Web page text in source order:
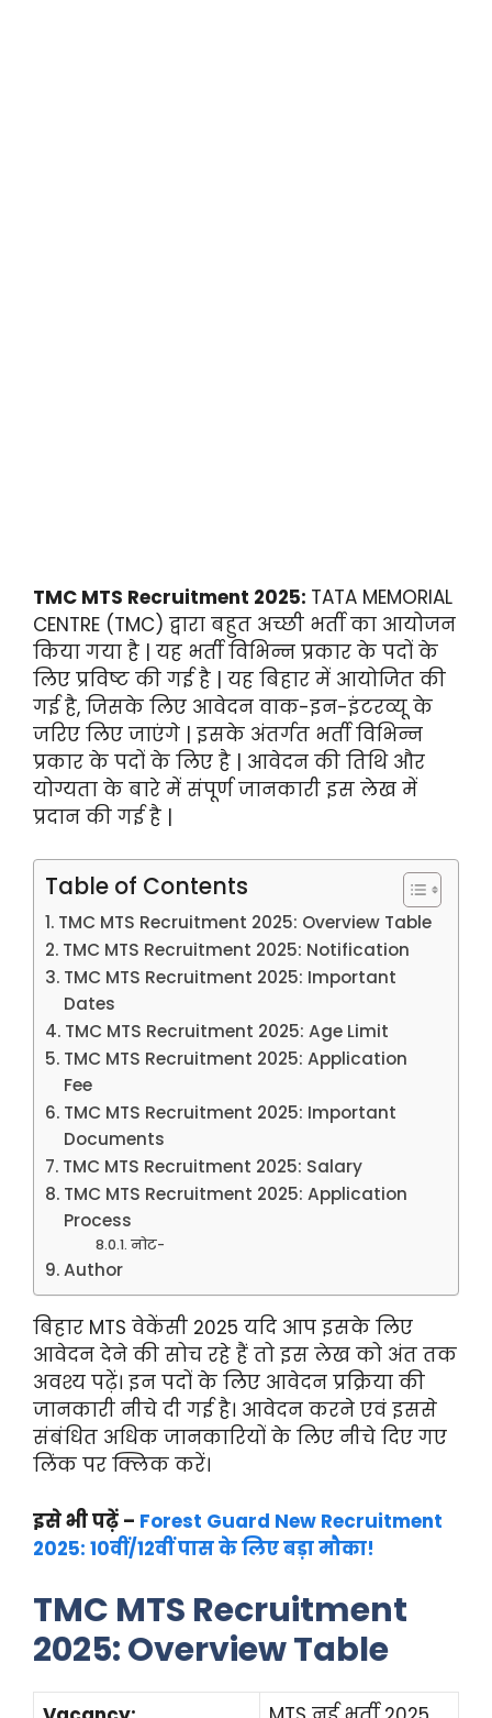
TMC MTS Recruitment 2025: TATA MEMORIAL
CENTRE (TMC) द्वारा बहुत अच्छी भर्ती का आयोजन
किया गया है | यह भर्ती विभिन्न प्रकार के पदों के
लिए प्रविष्ट की गई है | यह बिहार में आयोजित की
गई है, जिसके लिए आवेदन वाक-इन-इंटरव्यू के
जरिए लिए जाएंगे | इसके अंतर्गत भर्ती विभिन्न
प्रकार के पदों के लिए है | आवेदन की तिथि और
योग्यता के बारे में संपूर्ण जानकारी इस लेख में
प्रदान की गई है |
Table of Contents
TMC MTS Recruitment 2025: Overview Table
TMC MTS Recruitment 2025: Notification
TMC MTS Recruitment 2025: Important
Dates
TMC MTS Recruitment 2025: Age Limit
TMC MTS Recruitment 2025: Application
Fee
TMC MTS Recruitment 2025: Important
Documents
TMC MTS Recruitment 2025: Salary
TMC MTS Recruitment 2025: Application
Process
नोट-
Author
बिहार MTS वेकेंसी 2025 यदि आप इसके लिए
आवेदन देने की सोच रहे हैं तो इस लेख को अंत तक
अवश्य पढ़ें। इन पदों के लिए आवेदन प्रक्रिया की
जानकारी नीचे दी गई है। आवेदन करने एवं इससे
संबंधित अधिक जानकारियों के लिए नीचे दिए गए
लिंक पर क्लिक करें।
इसे भी पढ़ें – Forest Guard New Recruitment
2025: 10वीं/12वीं पास के लिए बड़ा मौका!
TMC MTS Recruitment
2025: Overview Table